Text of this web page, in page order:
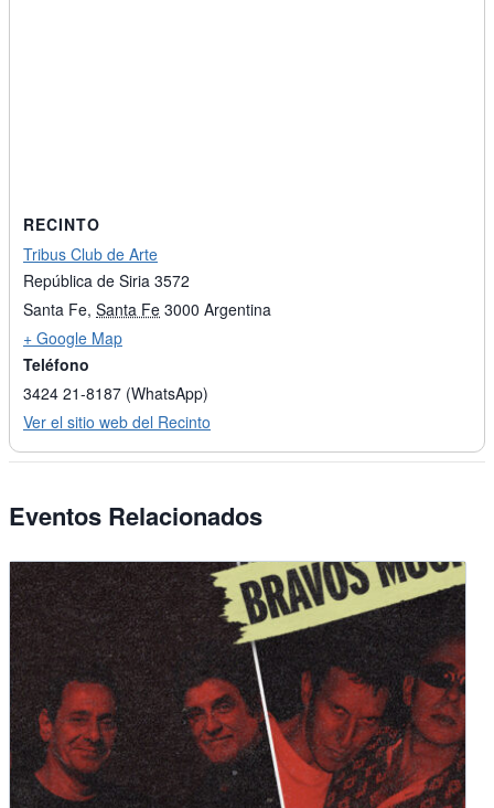
RECINTO
Tribus Club de Arte
República de Siria 3572
Santa Fe, Santa Fe 3000 Argentina
+ Google Map
Teléfono
3424 21-8187 (WhatsApp)
Ver el sitio web del Recinto
Eventos Relacionados